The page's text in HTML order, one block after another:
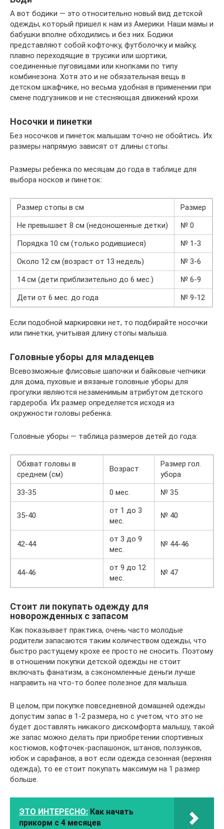
А вот бодики — это относительно новый вид детской
одежды, который пришел к нам из Америки. Наши мамы и
бабушки вполне обходились и без них. Бодики
представляют собой кофточку, футболочку и майку,
плавно переходящие в трусики или шортики,
соединенные пуговицами или кнопками по типу
комбинезона. Хотя это и не обязательная вещь в
детском шкафчике, но весьма удобная в применении при
смене подгузников и не стесняющая движений крохи.
Носочки и пинетки
Без носочков и пинеток малышам точно не обойтись. Их
размеры напрямую зависят от длины стопы.
Размеры ребенка по месяцам до года в таблице для
выбора носков и пинеток:
Размер стопы в см
Размер
Не превышает 8 см (недоношенные детки)
№ 0
Порядка 10 см (только родившиеся)
№ 1-3
Около 12 см (возраст от 13 недель)
№ 3-6
14 см (дети приблизительно до 6 мес.)
№ 6-9
Дети от 6 мес. до года
№ 9-12
Если подобной маркировки нет, то подбирайте носочки
или пинетки, учитывая длину стопы малыша.
Головные уборы для младенцев
Всевозможные флисовые шапочки и байковые чепчики
для дома, пуховые и вязаные головные уборы для
прогулки являются незаменимым атрибутом детского
гардероба. Их размер определяется исходя из
окружности головы ребенка.
Головные уборы — таблица размеров детей до года:
Обхват головы в
среднем (см)
Возраст
Размер гол.
убора
33-35
0 мес. № 35
35-40
от 1 до 3
мес.
№ 40
42-44
от 3 до 9
мес.
№ 44-46
44-46
от 9 до 12
мес.
№ 47
Стоит ли покупать одежду для
новорожденных с запасом
Как показывает практика, очень часто молодые
родители запасаются таким количеством одежды, что
быстро растущему крохе ее просто не сносить. Поэтому
в отношении покупки детской одежды не стоит
включать фанатизм, а сэкономленные деньги лучше
направить на что-то более полезное для малыша.
В целом, при покупке повседневной домашней одежды
допустим запас в 1-2 размера, но с учетом, что это не
будет доставлять никакого дискомфорта малышу, такой
же запас можно делать при приобретении спортивных
костюмов, кофточек-распашонок, штанов, ползунков,
юбок и сарафанов, а вот если одежда сезонная (верхняя
одежда), то ее стоит покупать максимум на 1 размер
больше.
ЭТО ИНТЕРЕСНО: Как начать
прикорм с 4 месяцев